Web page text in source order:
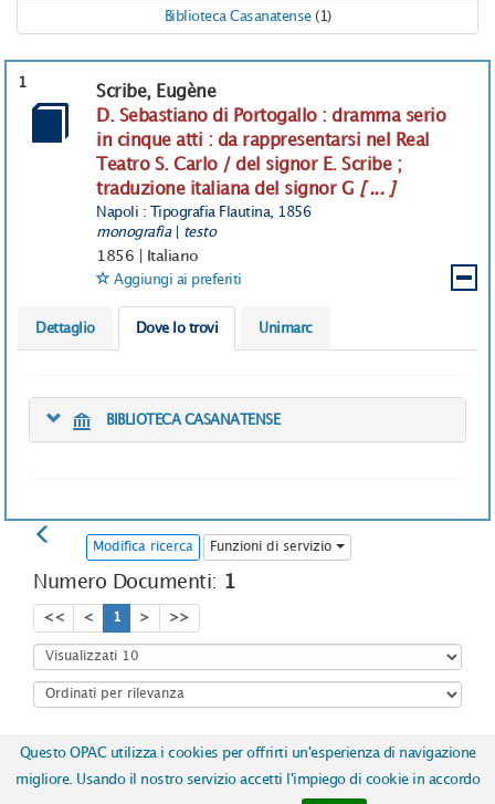
Questo OPAC utilizza i cookies per offrirti un'esperienza di navigazione
migliore. Usando il nostro servizio accetti l'impiego di cookie in accordo
Biblioteca Casanatense (1)
1
Scribe, Eugène
D. Sebastiano di Portogallo : dramma serio
in cinque atti : da rappresentarsi nel Real
Teatro S. Carlo / del signor E. Scribe ;
traduzione italiana del signor G [ ... ]
Napoli : Tipografia Flautina, 1856
monografia| testo
1856 Italiano
Aggiungi ai preferiti
Dettaglio Dove lo trovi Unimarc
BIBLIOTECA CASANATENSE
Modifica ricerca Funzioni di servizio
Numero Documenti: 1
<< < 1 > >>
ICCU | Istituto Centrale per il Catalogo Unico